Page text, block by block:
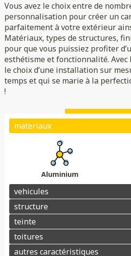
Vous avez le choix entre de
personnalisation pour créer un
parfaitement à votre extérieur
Matériaux, types de structures,
pour que vous puissiez profiter
esthétisme et fonctionnalité.
le choix d’une installation sur
temps et qui se marie à la
!
Aluminium
Voiture
Indépendante
Essences de bois
Translucide
Plots de